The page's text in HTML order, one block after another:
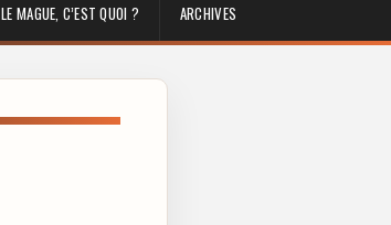
LE MAGUE, C’EST QUOI ? ARCHIVES